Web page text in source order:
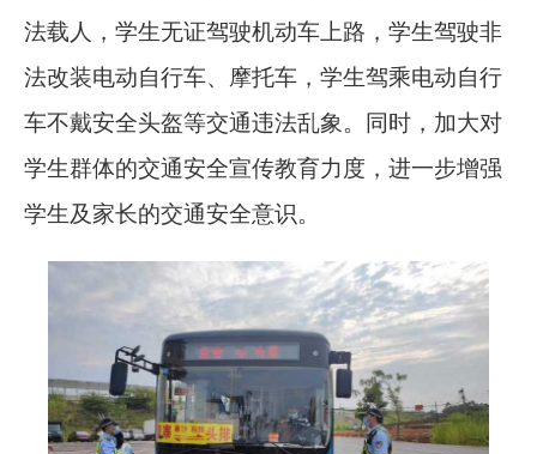
法载人，学生无证驾驶机动车上路，学生驾驶非
法改装电动自行车、摩托车，学生驾乘电动自行
车不戴安全头盔等交通违法乱象。同时，加大对
学生群体的交通安全宣传教育力度，进一步增强
学生及家长的交通安全意识。